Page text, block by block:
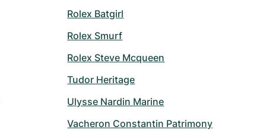
Rolex Batgirl
Rolex Smurf
Rolex Steve Mcqueen
Tudor Heritage
Ulysse Nardin Marine
Vacheron Constantin Patrimony